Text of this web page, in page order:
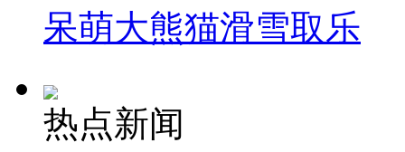
呆萌大熊猫滑雪取乐
热点新闻